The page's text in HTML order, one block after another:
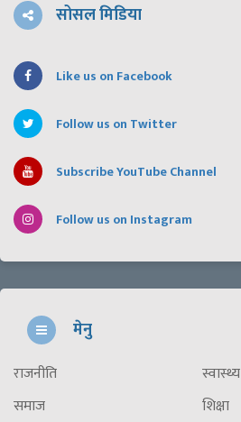
सोसल मिडिया
Like us on Facebook
Follow us on Twitter
Subscribe YouTube Channel
Follow us on Instagram
मेनु
राजनीति
समाज
स्वास्थ्य
शिक्षा